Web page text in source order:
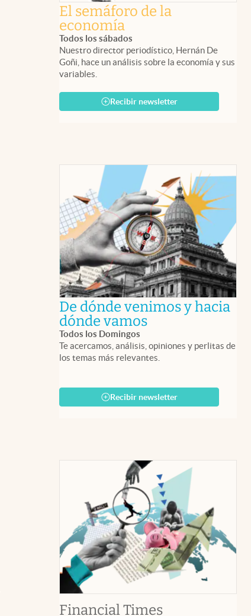
El semáforo de la
economía
Todos los sábados
Nuestro director periodístico, Hernán De
Goñi, hace un análisis sobre la economía y sus
variables.
Recibir newsletter
De dónde venimos y hacia
dónde vamosabre en nueva
Todos los Domingos
Te acercamos, análisis, opiniones y perlitas de
los temas más relevantes.
Recibir newsletter
Financial Timesabre en